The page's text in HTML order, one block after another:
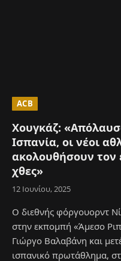
ACB
Χουγκάζ:
Ισπανία, οι νέοι
ακολουθήσουν
χθες»
12 Ιουνίου, 2025
Ο διεθνής φόργουορντ
στην εκπομπή «Άμεσο
Γιώργο Βαλαβάνη και
ισπανικό πρωτάθλημα,